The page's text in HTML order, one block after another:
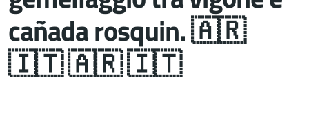
cañada rosquin. 🇦🇷
🇮🇹 🇦🇷 🇮🇹